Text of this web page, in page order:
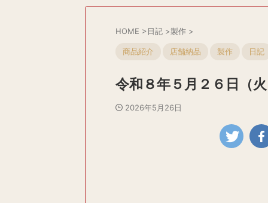
HOME >日記 >製作 >
商品紹介 店舗納品 製作 日記
令和８年５月２６日（
2026年5月26日